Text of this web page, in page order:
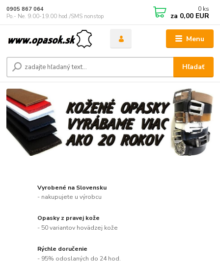
Menu
Hľadať
0905 867 064
Po.- Ne. 9.00-19.00 hod./SMS nonstop
0 ks
za 0,00 EUR
Vyrobené na Slovensku
- nakupujete u výrobcu
Opasky z pravej kože
- 50 variantov hovädzej kože
Rýchle doručenie
- 95% odoslaných do 24 hod.